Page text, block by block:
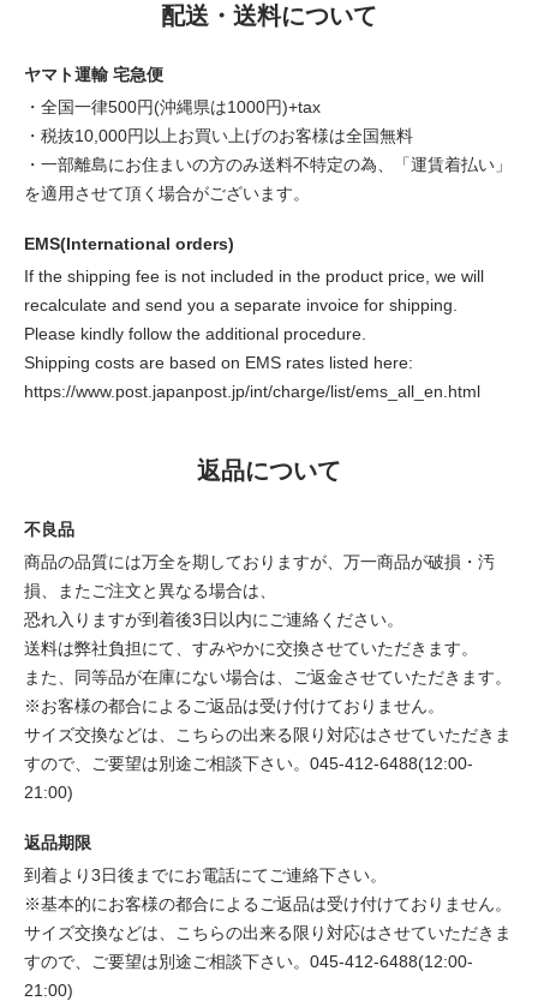
配送・送料について
ヤマト運輸 宅急便
・全国一律500円(沖縄県は1000円)+tax
・税抜10,000円以上お買い上げのお客様は全国無料
・一部離島にお住まいの方のみ送料不特定の為、「運賃着払い」
を適用させて頂く場合がございます。
EMS(International orders)
If the shipping fee is not included in the product price, we will
recalculate and send you a separate invoice for shipping.
Please kindly follow the additional procedure.
Shipping costs are based on EMS rates listed here:
https://www.post.japanpost.jp/int/charge/list/ems_all_en.html
返品について
不良品
商品の品質には万全を期しておりますが、万一商品が破損・汚
損、またご注文と異なる場合は、
恐れ入りますが到着後3日以内にご連絡ください。
送料は弊社負担にて、すみやかに交換させていただきます。
また、同等品が在庫にない場合は、ご返金させていただきます。
※お客様の都合によるご返品は受け付けておりません。
サイズ交換などは、こちらの出来る限り対応はさせていただきま
すので、ご要望は別途ご相談下さい。045-412-6488(12:00-
21:00)
返品期限
到着より3日後までにお電話にてご連絡下さい。
※基本的にお客様の都合によるご返品は受け付けておりません。
サイズ交換などは、こちらの出来る限り対応はさせていただきま
すので、ご要望は別途ご相談下さい。045-412-6488(12:00-
21:00)